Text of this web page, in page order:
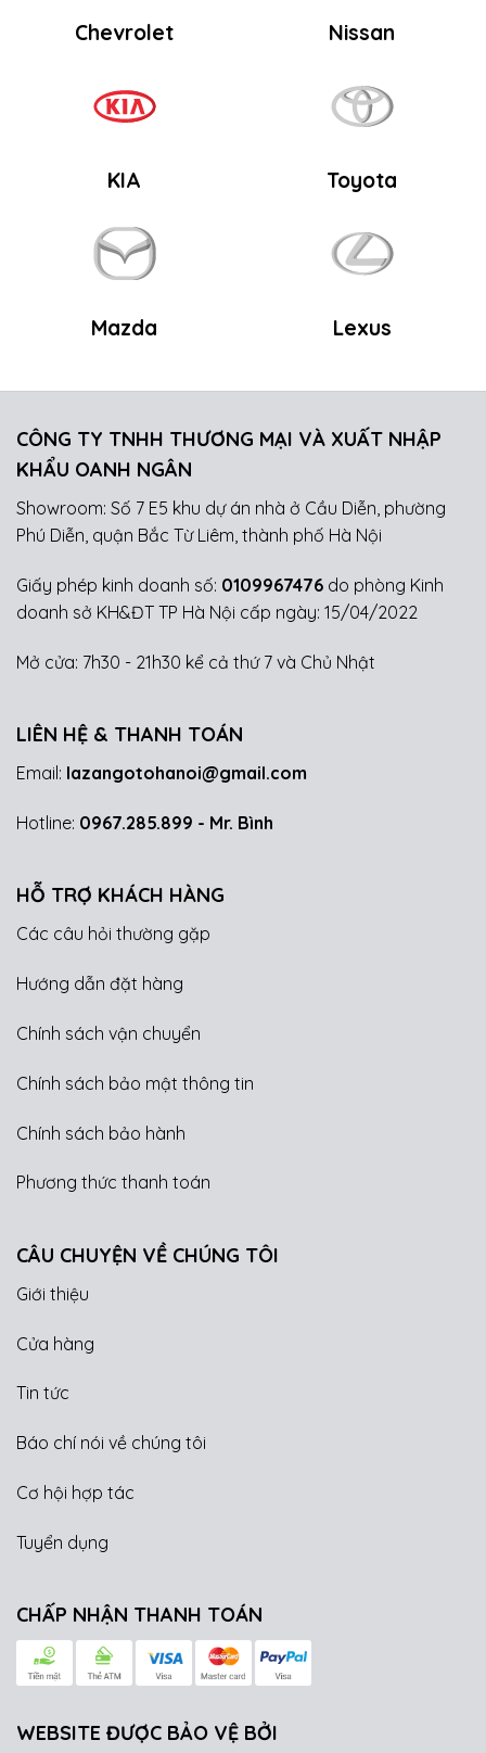
Chevrolet Nissan
KIA Toyota
Mazda Lexus
CÔNG TY TNHH THƯƠNG MẠI VÀ XUẤT NHẬP
KHẨU OANH NGÂN
Showroom: Số 7 E5 khu dự án nhà ở Cầu Diễn, phường
Phú Diễn, quận Bắc Từ Liêm, thành phố Hà Nội
Giấy phép kinh doanh số: 0109967476do phòng Kinh
doanh sở KH&ĐT TP Hà Nội cấp ngày: 15/04/2022
Mở cửa: 7h30 - 21h30 kể cả thứ 7 và Chủ Nhật
LIÊN HỆ & THANH TOÁN
Email: lazangotohanoi@gmail.com
Hotline: 0967.285.899 - Mr. Bình
HỖ TRỢ KHÁCH HÀNG
Các câu hỏi thường gặp
Hướng dẫn đặt hàng
Chính sách vận chuyển
Chính sách bảo mật thông tin
Chính sách bảo hành
Phương thức thanh toán
CÂU CHUYỆN VỀ CHÚNG TÔI
Giới thiệu
Cửa hàng
Tin tức
Báo chí nói về chúng tôi
Cơ hội hợp tác
Tuyển dụng
CHẤP NHẬN THANH TOÁN
WEBSITE ĐƯỢC BẢO VỆ BỞI